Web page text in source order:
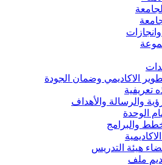
الاكاديمي وضمان الجودة
تعريفية
والرسالة والأهداف
الوحدة
والبرامج
هيئة التدريس
ملف